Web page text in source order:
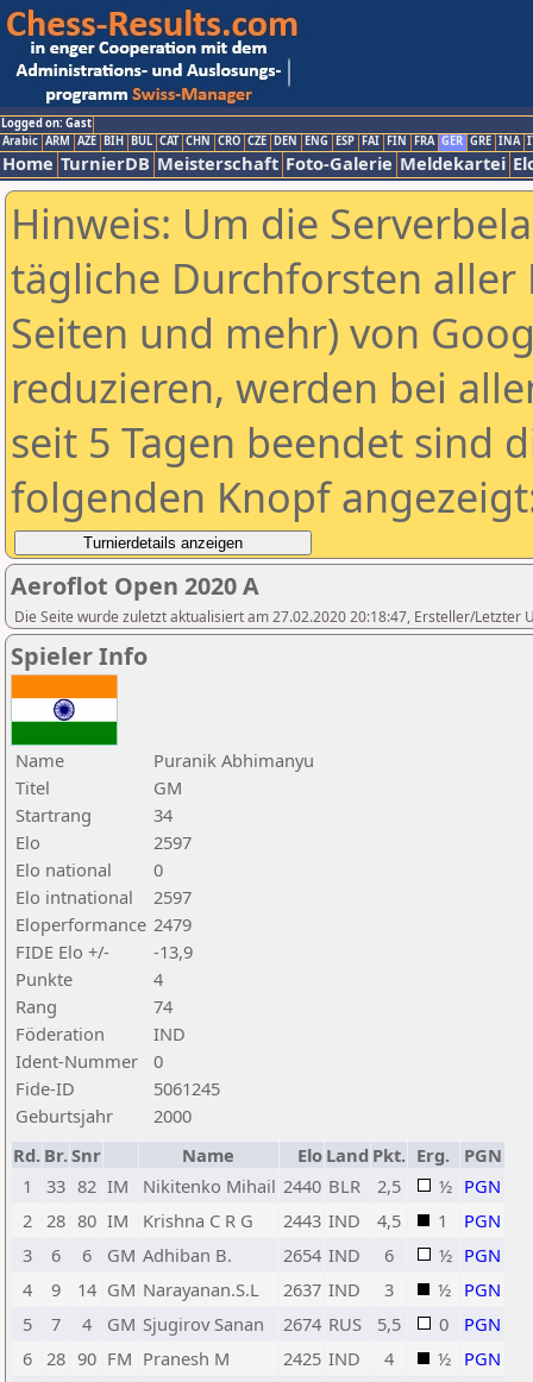
Logged on: Gast
Arabic ARM AZE BIH BUL CAT CHN CRO CZE DEN ENG ESP FAI FIN FRA GER GRE INA
Home TurnierDB Meisterschaft Foto-Galerie Meldekartei
Hinweis: Um die
tägliche Durchforsten aller
Seiten und mehr) von
reduzieren, werden bei
seit 5 Tagen beendet sind
folgenden Knopf
Aeroflot Open 2020 A
Die Seite wurde zuletzt aktualisiert am 27.02.2020 20:18:47, Ersteller/Letzter
Spieler Info
Name
Puranik Abhimanyu
Titel
GM
Startrang
34
Elo
2597
Elo national
0
Elo intnational
2597
Eloperformance 2479
FIDE Elo +/-
-13,9
Punkte
4
Rang
74
Föderation
IND
Ident-Nummer
0
Fide-ID
5061245
Geburtsjahr
2000
Rd. Br.Snr Name Elo Land Pkt. Erg.
PGN
1
33 82 IM Nikitenko Mihail 2440 BLR 2,5 ½ PGN
2
28 80 IM Krishna C R G 2443 IND 4,5 1
PGN
3
6 6 GM Adhiban B. 2654 IND 6 ½ PGN
4
9 14 GM Narayanan.S.L 2637 IND 3 ½ PGN
5
7 4 GM Sjugirov Sanan 2674 RUS 5,5 0
PGN
6
28 90 FM Pranesh M 2425 IND 4 ½ PGN